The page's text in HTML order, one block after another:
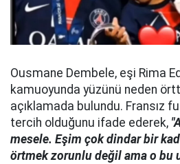
Ousmane Dembele, eşi Rima
kamuoyunda yüzünü neden
açıklamada bulundu. Fransız
tercih olduğunu ifade ederek,
mesele. Eşim çok dindar bir
örtmek zorunlu değil ama o bu